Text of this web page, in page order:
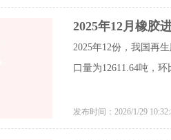
2025年12月橡胶
2025年12份，我国再
口量为12611.64吨，
发布时间：2026/1/29